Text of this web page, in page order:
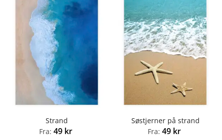
Strand
Fra: 49 kr
Søstjerner på strand
Fra: 49 kr